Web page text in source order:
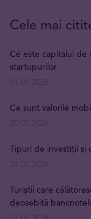
Cele mai
Ce este capitalul de
startupurilor
Ce sunt valorile
Tipuri de investiții și
Turiștii care
deosebită